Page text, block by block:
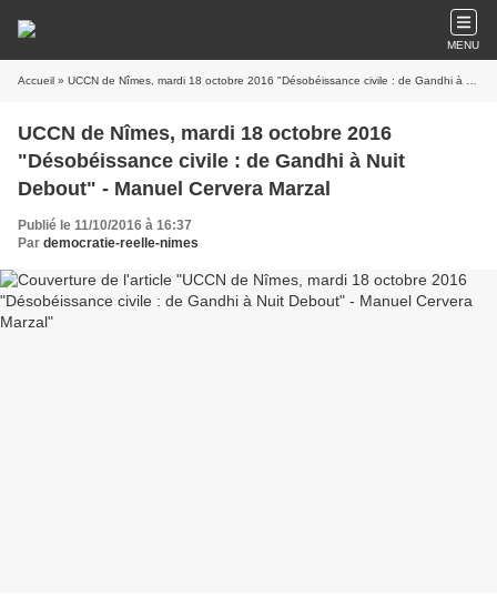
MENU
Accueil » UCCN de Nîmes, mardi 18 octobre 2016 "Désobéissance civile : de Gandhi à Nuit Debout" - Manuel Cervera Marzal
UCCN de Nîmes, mardi 18 octobre 2016
"Désobéissance civile : de Gandhi à Nuit
Debout" - Manuel Cervera Marzal
Publié le 11/10/2016 à 16:37
Par democratie-reelle-nimes